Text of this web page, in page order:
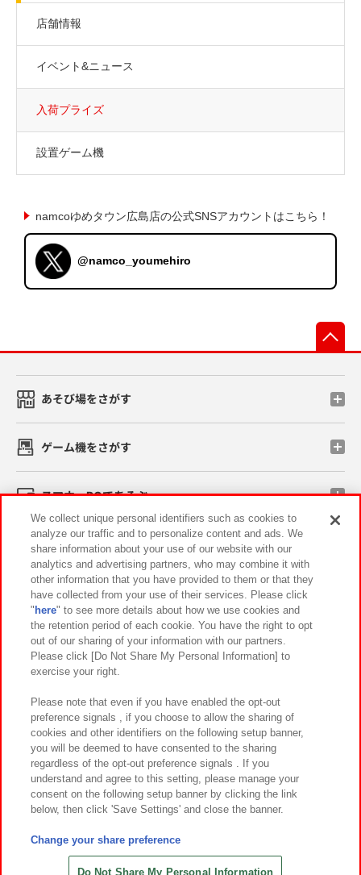
店舗情報
イベント&ニュース
入荷プライズ
設置ゲーム機
namcoゆめタウン広島店の公式SNSアカウントはこちら！
@namco_youmehiro
あそび場をさがす
ゲーム機をさがす
スマホ・PCであそぶ
イベント・キャンペーン
関連会社 サステナビリティ サイトポリシー
プライバシーポリシー ウェブアクセシビリティ方針と検証結果
お取引先さまとともに
カスタマーハラスメント対応方針 よくあるご質問・お問い合わせ
©Bandai Namco Amusement Inc.
©Bandai Namco Amusement Lab Inc.
©HANAYASHIKI Co., Ltd. All Rights Reserved.
We collect unique personal identifiers such as cookies to
analyze our traffic and to personalize content and ads. We
share information about your use of our website with our
analytics and advertising partners, who may combine it with
other information that you have provided to them or that they
have collected from your use of their services. Please click
" here" to see more details about how we use cookies and
the retention period of each cookie. You have the right to opt
out of our sharing of your information with our partners.
Please click [Do Not Share My Personal Information] to
exercise your right.
Please note that even if you have enabled the opt-out
preference signals , if you choose to allow the sharing of
cookies and other identifiers on the following setup banner,
you will be deemed to have consented to the sharing
regardless of the opt-out preference signals . If you
understand and agree to this setting, please manage your
consent on the following setup banner by clicking the link
below, then click 'Save Settings' and close the banner.
Change your share preference
Do Not Share My Personal Information